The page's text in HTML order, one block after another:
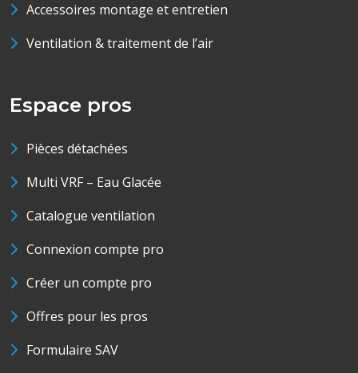
Accessoires montage et entretien
Ventilation & traitement de l’air
Espace pros
Pièces détachées
Multi VRF – Eau Glacée
Catalogue ventilation
Connexion compte pro
Créer un compte pro
Offres pour les pros
Formulaire SAV